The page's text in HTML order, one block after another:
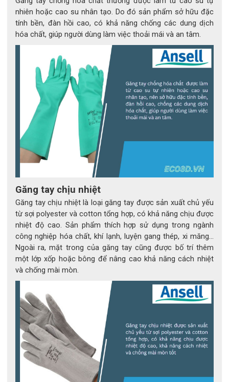
trong môi trường y tế hoặc xử lý chất độc, chứng minh độ an
toàn đáng tin cậy ngay trong thực tế khắc nghiệt.
Găng tay chống hóa chất Microflex 93-260
4. Tính năng công thái học – Linh hoạt và thoải
mái tối đa
4.1 Thiết kế ôm tay tự nhiên
Găng tay được phát triển dựa trên nguyên lý công thái học,
giúp ôm sát bàn tay mà không gây bó hoặc mỏi cơ. Người
dùng có thể làm việc lâu mà không bị căng tay, đồng thời vẫn
duy trì khả năng cảm nhận xúc giác tinh tế – yếu tố quan
nhiên hoặc cao su nhân tạo. Do đó sản phẩm sở hữu đặc
tính bền, đàn hồi cao, có khả năng chống các dung dịch
hóa chất, giúp người dùng làm việc thoải mái và an tâm.
Găng tay chịu nhiệt
Găng tay chịu nhiệt là loại găng tay được sản xuất chủ yếu
từ sợi polyester và cotton tổng hợp, có khả năng chịu được
nhiệt độ cao. Sản phẩm thích hợp sử dụng trong ngành
công nghiệp hóa chất, khí lạnh, luyện gang thép, xi măng…
Ngoài ra, mặt trong của găng tay cũng được bố trí thêm
một lớp xốp hoặc bông để nâng cao khả năng cách nhiệt
và chống mài mòn.